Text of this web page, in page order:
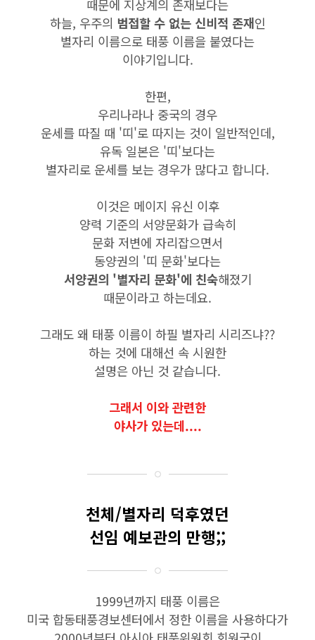
때문에 지상계의 존재보다는
하늘, 우주의 범접할 수 없는 신비적 존재인
별자리 이름으로 태풍 이름을 붙였다는
이야기입니다.
한편,
우리나라나 중국의 경우
운세를 따질 때 '띠'로 따지는 것이 일반적인데,
유독 일본은 '띠'보다는
별자리로 운세를 보는 경우가 많다고 합니다.
이것은 메이지 유신 이후
양력 기준의 서양문화가 급속히
문화 저변에 자리잡으면서
동양권의 '띠 문화'보다는
서양권의 '별자리 문화'에 친숙해졌기
때문이라고 하는데요.
그래도 왜 태풍 이름이 하필 별자리 시리즈냐??
하는 것에 대해선 속 시원한
설명은 아닌 것 같습니다.
그래서 이와 관련한
야사가 있는데....
천체/별자리 덕후였던
선임 예보관의 만행;;
1999년까지 태풍 이름은
미국 합동태풍경보센터에서 정한 이름을 사용하다가